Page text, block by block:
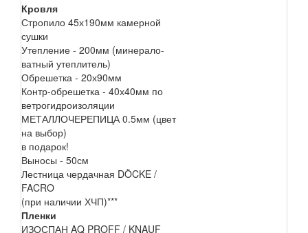
Кровля
Стропило 45х190мм камерной
сушки
Утепление - 200мм (минерало-
ватный утеплитель)
Обрешетка - 20х90мм
Контр-обрешетка - 40х40мм по
ветрогидроизоляции
МЕТАЛЛОЧЕРЕПИЦА 0.5мм (цвет
на выбор)
в подарок!
Выносы - 50см
Лестница чердачная DÖCKE /
FACRO
(при наличии ХЧП)***
Пленки
ИЗОСПАН AQ PROFF / KNAUF